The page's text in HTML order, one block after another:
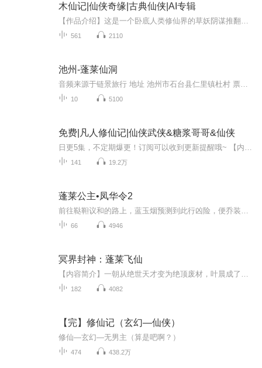
木仙记|仙侠奇缘|古典仙侠|AI专辑
561 2110
池州-蓬莱仙洞
10 5100
免费|凡人修仙记|仙侠武侠&糖浆哥哥&仙侠
141 19.2万
蓬莱公主•凤华令2
66 4946
冥界封神：蓬莱飞仙
182 4082
【完】修仙记（玄幻―仙侠）
修仙―玄幻―无男主（算是吧啊？）
474 438.2万